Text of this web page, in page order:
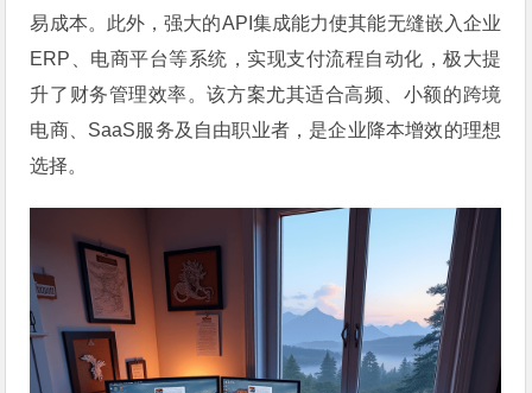
易成本。此外，强大的API集成能力使其能无缝嵌入企业
ERP、电商平台等系统，实现支付流程自动化，极大提
升了财务管理效率。该方案尤其适合高频、小额的跨境
电商、SaaS服务及自由职业者，是企业降本增效的理想
选择。